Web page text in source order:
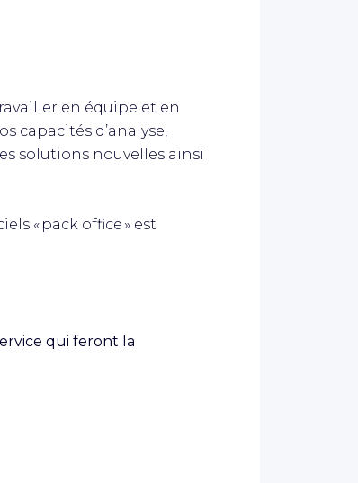
en équipe et en
capacités d’analyse,
solutions nouvelles ainsi
« pack office » est
qui feront la